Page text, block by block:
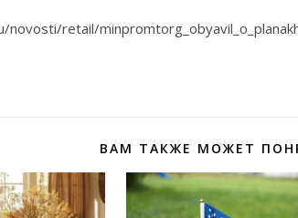
retail/
ВАМ ТАКЖЕ МОЖЕТ